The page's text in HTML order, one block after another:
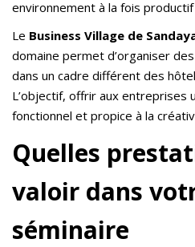
environnement à la fois
Le Business Village de
domaine permet d’organiser
dans un cadre différent des
L’objectif, offrir aux entreprises
fonctionnel et propice à la
Quelles
valoir dans
séminaire